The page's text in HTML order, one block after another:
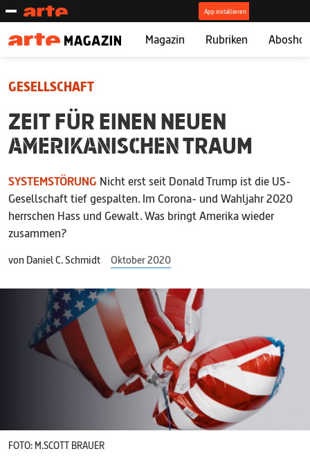
Magazin Rubriken
GESELLSCHAFT
ZEIT FÜR EINEN NEUEN
AMERIKANISCHENTRAUM
SYSTEMSTÖRUNG Nicht erst seit Donald Trump ist die US-
Gesellschaft tief gespalten. Im Corona- und Wahljahr 2020
herrschen Hass und Gewalt. Was bringt Amerika wieder
zusammen?
vonDaniel C. Schmidt Oktober 2020
FOTO: M.SCOTT BRAUER